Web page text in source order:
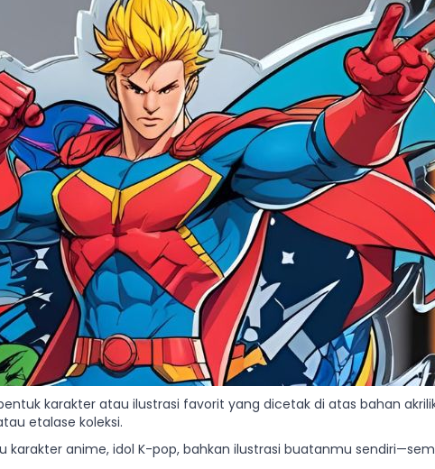
karakter atau ilustrasi favorit yang dicetak di atas bahan
etalase koleksi.
karakter anime, idol K-pop, bahkan ilustrasi buatanmu